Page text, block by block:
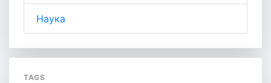
Наука
TAGS